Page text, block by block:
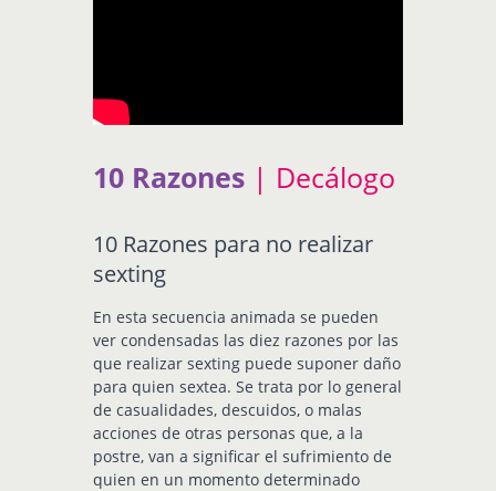
10 Razones | Decálogo
10 Razones para no realizar
sexting
En esta secuencia animada se pueden
ver condensadas las diez razones por las
que realizar sexting puede suponer daño
para quien sextea. Se trata por lo general
de casualidades, descuidos, o malas
acciones de otras personas que, a la
postre, van a significar el sufrimiento de
quien en un momento determinado